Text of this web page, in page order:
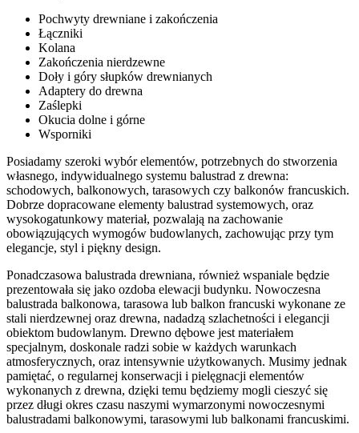
Pochwyty drewniane i zakończenia
Łączniki
Kolana
Zakończenia nierdzewne
Doły i góry słupków drewnianych
Adaptery do drewna
Zaślepki
Okucia dolne i górne
Wsporniki
Posiadamy szeroki wybór elementów, potrzebnych do stworzenia
własnego, indywidualnego systemu balustrad z drewna:
schodowych, balkonowych, tarasowych czy balkonów francuskich.
Dobrze dopracowane elementy balustrad systemowych, oraz
wysokogatunkowy materiał, pozwalają na zachowanie
obowiązujących wymogów budowlanych, zachowując przy tym
elegancje, styl i piękny design.
Ponadczasowa balustrada drewniana, również wspaniale będzie
prezentowała się jako ozdoba elewacji budynku. Nowoczesna
balustrada balkonowa, tarasowa lub balkon francuski wykonane ze
stali nierdzewnej oraz drewna, nadadzą szlachetności i elegancji
obiektom budowlanym. Drewno dębowe jest materiałem
specjalnym, doskonale radzi sobie w każdych warunkach
atmosferycznych, oraz intensywnie użytkowanych. Musimy jednak
pamiętać, o regularnej konserwacji i pielęgnacji elementów
wykonanych z drewna, dzięki temu będziemy mogli cieszyć się
przez długi okres czasu naszymi wymarzonymi nowoczesnymi
balustradami balkonowymi, tarasowymi lub balkonami francuskimi.